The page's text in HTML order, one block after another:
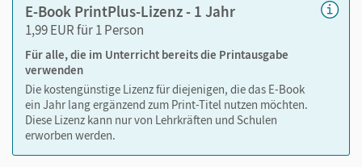
Lesezeichen hinzufügen
Zoomen
E-Book PrintPlus-Lizenz - 1 Jahr
1,99 EUR für 1 Person
Für alle, die im Unterricht bereits die Printausgabe
verwenden
Die kostengünstige Lizenz für diejenigen, die das E-Book
ein Jahr lang ergänzend zum Print-Titel nutzen möchten.
Diese Lizenz kann nur von Lehrkräften und Schulen
erworben werden.